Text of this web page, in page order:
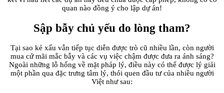
quan nào đồng ý cho lập dự án!
Sập bẫy chủ yếu do lòng tham?
Tại sao kẻ xấu vẫn tiếp tục diễn được trò cũ nhiều lần, còn người
mua cứ mãi mắc bẫy và các vụ việc chậm được đưa ra ánh sáng?
Ngoài những lỗ hổng về mặt pháp lý, điều này có thể được lý giải
một phần qua đặc trưng tâm lý, thói quen đầu tư của nhiều người
Việt như sau: